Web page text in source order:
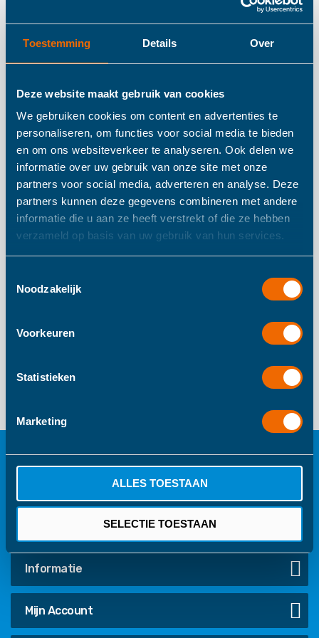
Toestemming Details Over
Deze website maakt gebruik van cookies
We gebruiken cookies om content en advertenties te
personaliseren, om functies voor social media te bieden
en om ons websiteverkeer te analyseren. Ook delen we
informatie over uw gebruik van onze site met onze
partners voor social media, adverteren en analyse. Deze
partners kunnen deze gegevens combineren met andere
informatie die u aan ze heeft verstrekt of die ze hebben
verzameld op basis van uw gebruik van hun services.
Noodzakelijk
Voorkeuren
Statistieken
Marketing
ALLES TOESTAAN
SELECTIE TOESTAAN
Meestverkochte Producten
GRATIS VERZENDING
VEILIG BETALEN
Binnen 30 dagen
retourneren
Informatie
Mijn Account